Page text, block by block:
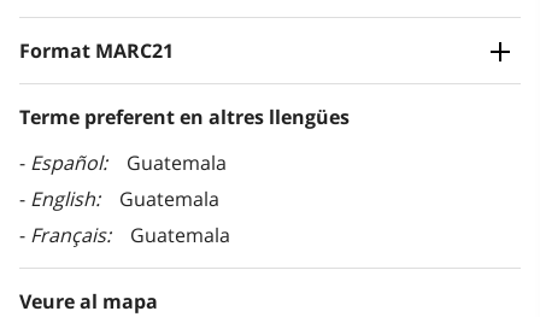
Format MARC21
Terme preferent en altres llengües
Español
Guatemala
English
Guatemala
Français
Guatemala
Veure al mapa